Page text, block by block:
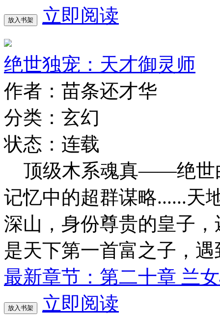
放入书架 立即阅读
绝世独宠：天才御灵师
作者：苗条还才华
分类：玄幻
状态：连载
顶级木系魂真——绝世
记忆中的超群谋略......天
深山，身份尊贵的皇子
是天下第一首富之子，
最新章节：第二十章 兰
放入书架 立即阅读